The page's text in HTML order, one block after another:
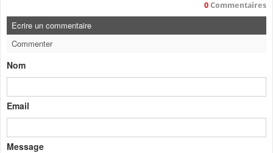
0 Commentaires
Ecrire un commentaire
Commenter
Nom
Email
Message